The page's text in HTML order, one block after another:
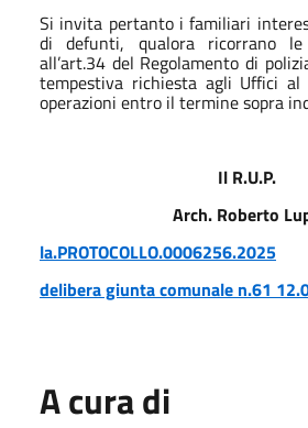
Si invita pertanto i familiari
di defunti, qualora ricorrano
all’art.34 del Regolamento di
tempestiva richiesta agli Uffici
operazioni entro il termine sopra
Il R.U.P.
Arch. Roberto
la.PROTOCOLLO.0006256.2025
delibera giunta comunale n.61
A cura di